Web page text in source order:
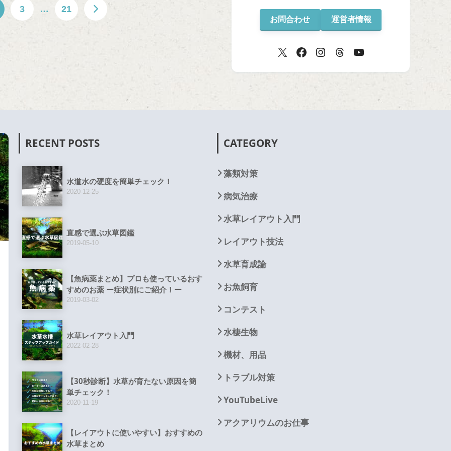
3 … 21
お問合わせ 運営者情報
RECENT POSTS
水道水の硬度を簡単チェック！
2020-12-25
直感で選ぶ水草図鑑
2019-05-10
【魚病薬まとめ】プロも使っているおす
すめのお薬 ー症状別にご紹介！ー
2019-03-02
水草レイアウト入門
2022-02-28
【30秒診断】水草が育たない原因を簡
単チェック！
2020-11-19
【レイアウトに使いやすい】おすすめの
水草まとめ
CATEGORY
藻類対策
病気治療
水草レイアウト入門
レイアウト技法
水草育成論
お魚飼育
コンテスト
水棲生物
機材、用品
トラブル対策
YouTubeLive
アクアリウムのお仕事